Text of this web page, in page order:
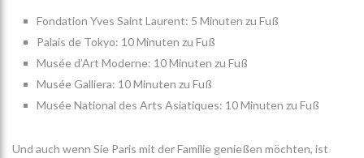
Fondation Yves Saint Laurent: 5 Minuten zu Fuß
Palais de Tokyo: 10 Minuten zu Fuß
Musée d’Art Moderne: 10 Minuten zu Fuß
Musée Galliera: 10 Minuten zu Fuß
Musée National des Arts Asiatiques: 10 Minuten zu Fuß
Und auch wenn Sie Paris mit der Familie genießen möchten, ist